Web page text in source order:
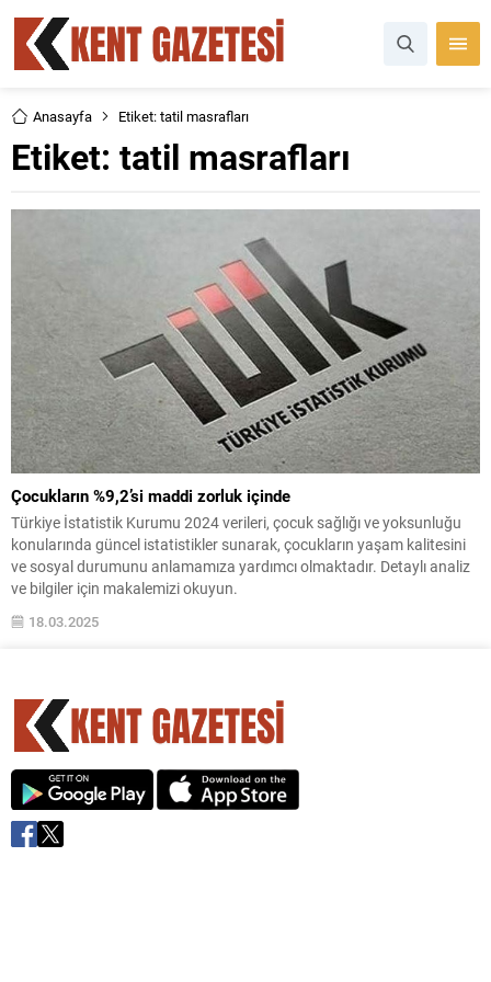
Anasayfa Etiket: tatil masrafları
Etiket: tatil masrafları
Çocukların %9,2’si maddi zorluk içinde
Türkiye İstatistik Kurumu 2024 verileri, çocuk sağlığı ve yoksunluğu
konularında güncel istatistikler sunarak, çocukların yaşam kalitesini
ve sosyal durumunu anlamamıza yardımcı olmaktadır. Detaylı analiz
ve bilgiler için makalemizi okuyun.
18.03.2025